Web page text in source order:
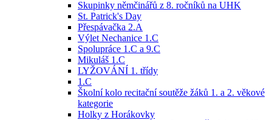
Skupinky němčinářů z 8. ročníků na UHK
St. Patrick's Day
Přespávačka 2.A
Výlet Nechanice 1.C
Spolupráce 1.C a 9.C
Mikuláš 1.C
LYŽOVÁNÍ 1. třídy
1.C
Školní kolo recitační soutěže žáků 1. a 2. věkové
kategorie
Holky z Horákovky